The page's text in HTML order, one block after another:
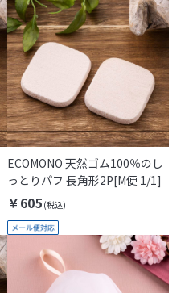
ECOMONO 天然ゴム100％のし
っとりパフ 長角形2P[M便 1/1]
￥605